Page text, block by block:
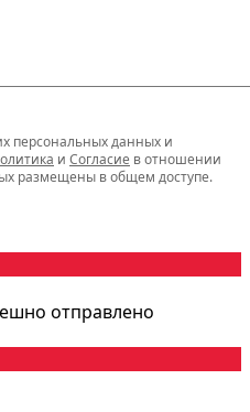
персональных данных и
и Согласие в отношении
размещены в общем доступе.
отправлено